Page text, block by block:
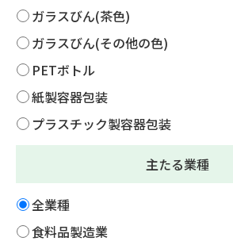
ガラスびん(茶色)
ガラスびん(その他の色)
PETボトル
紙製容器包装
プラスチック製容器包装
主たる業種
全業種
食料品製造業